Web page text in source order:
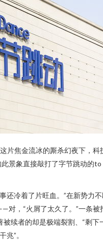
焦金流冰的厮杀幻夜下，
景象直接敲打了字节跳动的
冷着了片旺血。”在新势力
，“火屑了太久了。”一条
续者的却是极端裂割、“剩
”。